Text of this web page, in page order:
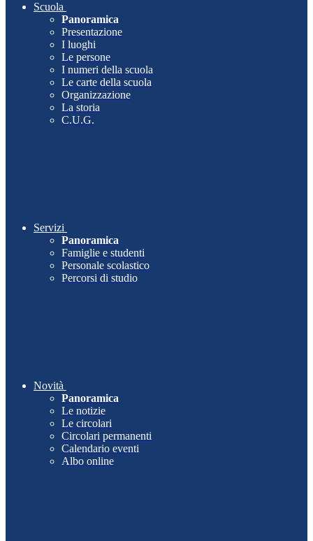
Scuola
Panoramica
Presentazione
I luoghi
Le persone
I numeri della scuola
Le carte della scuola
Organizzazione
La storia
C.U.G.
Servizi
Panoramica
Famiglie e studenti
Personale scolastico
Percorsi di studio
Novità
Panoramica
Le notizie
Le circolari
Circolari permanenti
Calendario eventi
Albo online